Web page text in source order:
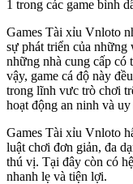
1 trong các game bình
Games Tài xỉu Vnloto
sự phát triển của những
những nhà cung cấp có
vậy, game cá độ này
trong lĩnh vưc trò chơi
hoạt động an ninh và uy
Games Tài xỉu Vnloto
luật chơi đơn giản, đa
thú vị. Tại đây còn có
nhanh lẹ và tiện lợi.